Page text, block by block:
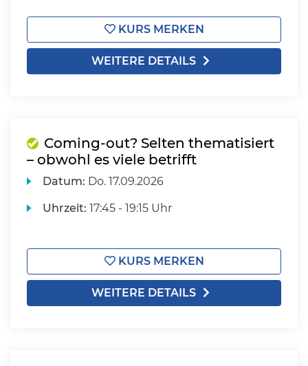
KURS MERKEN
WEITERE DETAILS
Coming-out? Selten thematisiert
– obwohl es viele betrifft
Datum: Do. 17.09.2026
Uhrzeit: 17:45 - 19:15 Uhr
KURS MERKEN
WEITERE DETAILS